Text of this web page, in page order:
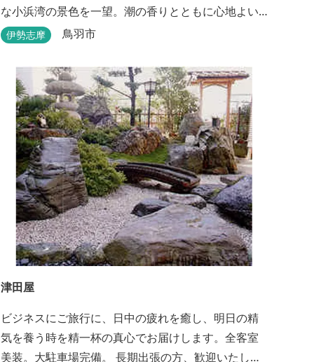
な小浜湾の景色を一望。潮の香りとともに心地よい
波の音の中ゆったりお寛ぎ下さい。窓を開け浴衣姿
り」は当館ならではの名物。（貸しざお／エサ付要
予約） 海水温泉露天風呂は貸切もできます。また、
季節により食べ放題プランもあるのでお問い合わせ
ください。
伊勢志摩 鳥羽市
津田屋
ビジネスにご旅行に、日中の疲れを癒し、明日の精
気を養う時を精一杯の真心でお届けします。全客室
美装。大駐車場完備。 長期出張の方、歓迎いたしま